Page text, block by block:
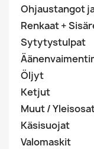
Ohjaustangot
Renkaat +
Sytytystulpat
Öljyt
Ketjut
Muut /
Käsisuojat
Valomaskit